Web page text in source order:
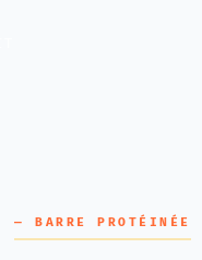
— BARRE PROTÉINÉE